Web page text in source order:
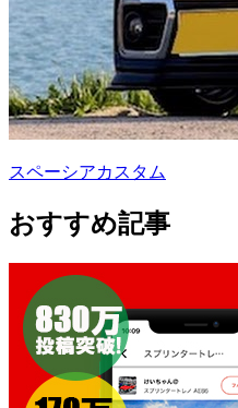
スペーシアカスタム
おすすめ記事